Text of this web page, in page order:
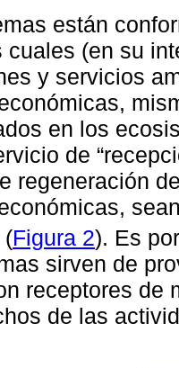
están
cuales (en su
y servicios
en los
de
regeneración
(Figura 2). Es
sirven de
receptores de
de las